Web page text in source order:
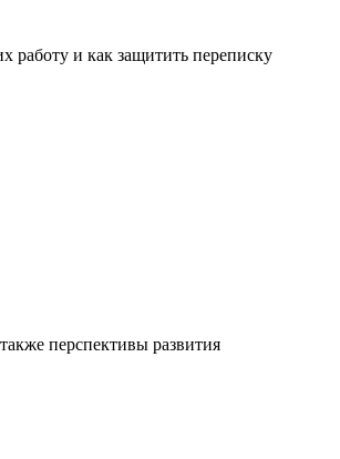
работу и как защитить переписку
перспективы развития